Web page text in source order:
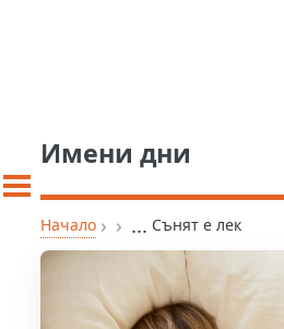
Имени дни
Начало › › ... Сънят е лек